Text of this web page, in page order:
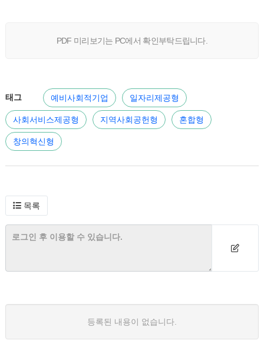
PDF 미리보기는 PC에서 확인부탁드립니다.
태그 예비사회적기업 일자리제공형
사회서비스제공형 지역사회공헌형 혼합형
창의혁신형
목록
등록된 내용이 없습니다.